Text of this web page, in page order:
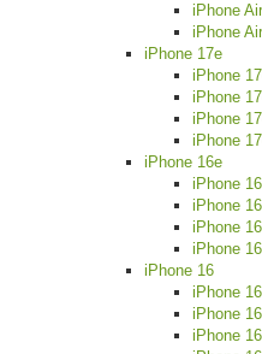
iPhone
iPhone
iPhone 17e
iPhone
iPhone
iPhone
iPhone
iPhone 16e
iPhone
iPhone
iPhone
iPhone
iPhone 16
iPhone
iPhone
iPhone